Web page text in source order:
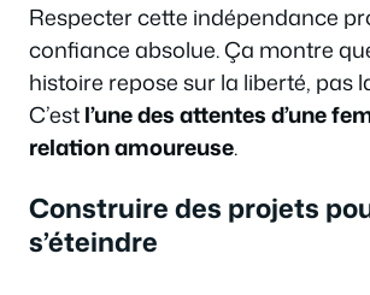
Respecter cette indépendance
confiance absolue. Ça montre
histoire repose sur la liberté, pas
C’estl’une des attentes d’une
relation amoureuse.
Construire des projets
s’éteindre